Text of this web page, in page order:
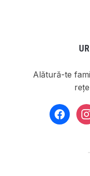
Alătură-te
facebook